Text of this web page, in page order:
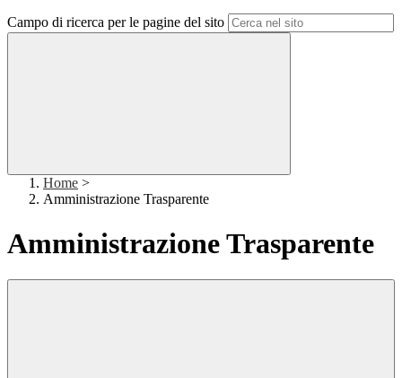
Campo di ricerca per le pagine del sito
Home >
Amministrazione Trasparente
Amministrazione Trasparente